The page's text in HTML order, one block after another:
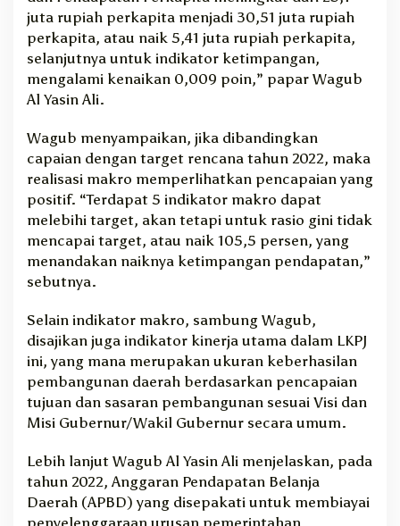
juta rupiah perkapita menjadi 30,51 juta rupiah
perkapita, atau naik 5,41 juta rupiah perkapita,
selanjutnya untuk indikator ketimpangan,
mengalami kenaikan 0,009 poin,” papar Wagub
Al Yasin Ali.
Wagub menyampaikan, jika dibandingkan
capaian dengan target rencana tahun 2022, maka
realisasi makro memperlihatkan pencapaian yang
positif. “Terdapat 5 indikator makro dapat
melebihi target, akan tetapi untuk rasio gini tidak
mencapai target, atau naik 105,5 persen, yang
menandakan naiknya ketimpangan pendapatan,”
sebutnya.
Selain indikator makro, sambung Wagub,
disajikan juga indikator kinerja utama dalam LKPJ
ini, yang mana merupakan ukuran keberhasilan
pembangunan daerah berdasarkan pencapaian
tujuan dan sasaran pembangunan sesuai Visi dan
Misi Gubernur/Wakil Gubernur secara umum.
Lebih lanjut Wagub Al Yasin Ali menjelaskan, pada
tahun 2022, Anggaran Pendapatan Belanja
Daerah (APBD) yang disepakati untuk membiayai